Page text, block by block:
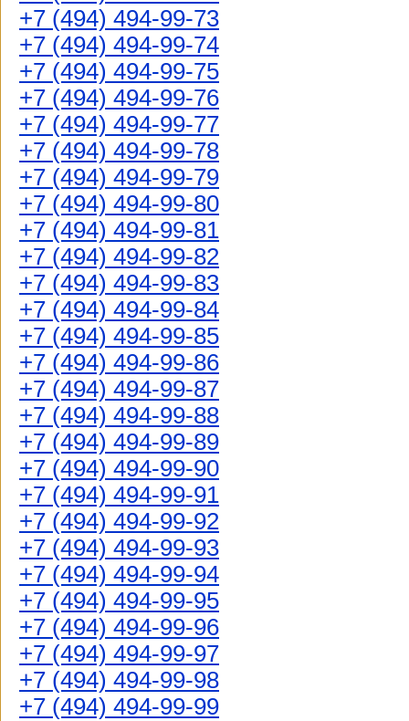
+7 (494) 494-99-73
+7 (494) 494-99-74
+7 (494) 494-99-75
+7 (494) 494-99-76
+7 (494) 494-99-77
+7 (494) 494-99-78
+7 (494) 494-99-79
+7 (494) 494-99-80
+7 (494) 494-99-81
+7 (494) 494-99-82
+7 (494) 494-99-83
+7 (494) 494-99-84
+7 (494) 494-99-85
+7 (494) 494-99-86
+7 (494) 494-99-87
+7 (494) 494-99-88
+7 (494) 494-99-89
+7 (494) 494-99-90
+7 (494) 494-99-91
+7 (494) 494-99-92
+7 (494) 494-99-93
+7 (494) 494-99-94
+7 (494) 494-99-95
+7 (494) 494-99-96
+7 (494) 494-99-97
+7 (494) 494-99-98
+7 (494) 494-99-99